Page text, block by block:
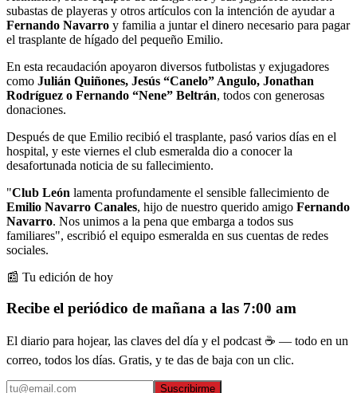
subastas de playeras y otros artículos con la intención de ayudar a
Fernando Navarro y familia a juntar el dinero necesario para pagar
el trasplante de hígado del pequeño Emilio.
En esta recaudación apoyaron diversos futbolistas y exjugadores
como Julián Quiñones, Jesús “Canelo” Angulo, Jonathan
Rodríguez o Fernando “Nene” Beltrán, todos con generosas
donaciones.
Después de que Emilio recibió el trasplante, pasó varios días en el
hospital, y este viernes el club esmeralda dio a conocer la
desafortunada noticia de su fallecimiento.
"Club León lamenta profundamente el sensible fallecimiento de
Emilio Navarro Canales, hijo de nuestro querido amigo Fernando
Navarro. Nos unimos a la pena que embarga a todos sus
familiares", escribió el equipo esmeralda en sus cuentas de redes
sociales.
📰 Tu edición de hoy
Recibe el periódico de mañana a las 7:00 am
El diario para hojear, las claves del día y el podcast ☕ — todo en un
correo, todos los días. Gratis, y te das de baja con un clic.
Suscribirme